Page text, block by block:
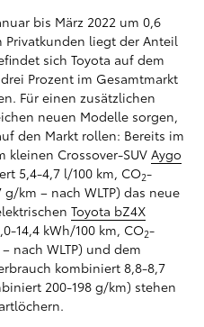
bis März 2022 um 0,6
Privatkunden liegt der Anteil
sich Toyota auf dem
Prozent im Gesamtmarkt
Für einen zusätzlichen
neuen Modelle sorgen,
den Markt rollen: Bereits im
Crossover-SUV Aygo
5,4-4,7 l/100 km, CO2-
km – nach WLTP) das neue
Toyota bZ4X
14,4 kWh/100 km, CO2-
nach WLTP) und dem
kombiniert 8,8-8,7
200-198 g/km) stehen